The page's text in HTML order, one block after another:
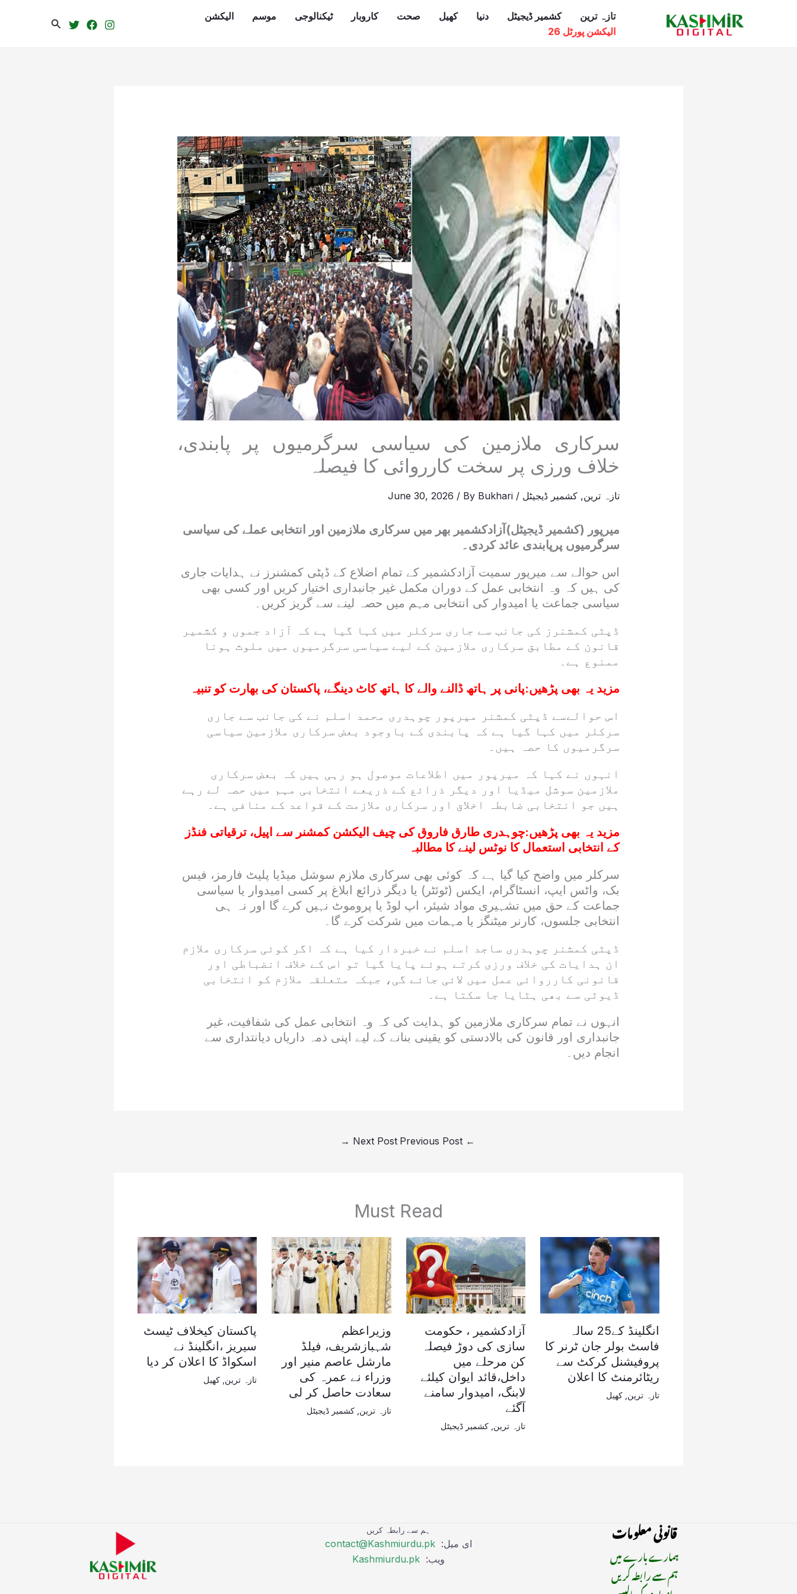
تازہ ترین کشمیر ڈیجیٹل دنیا کھیل صحت کاروبار ٹیکنالوجی موسم
الیکشن
الیکشن پورٹل 26
Search
سرکاری ملازمین کی سیاسی سرگرمیوں پر پابندی،
خلاف ورزی پر سخت کارروائی کا فیصلہ
تازہ ترین, کشمیر ڈیجیٹل /
June 30, 2026 / By Bukhari
میرپور (کشمیر ڈیجیٹل)آزادکشمیر بھر میں سرکاری ملازمین اور انتخابی عملے کی سیاسی
سرگرمیوں پرپابندی عائد کردی۔
اس حوالے سے میرپور سمیت آزادکشمیر کے تمام اضلاع کے ڈپٹی کمشنرز نے ہدایات جاری
کی ہیں کہ وہ انتخابی عمل کے دوران مکمل غیر جانبداری اختیار کریں اور کسی بھی
سیاسی جماعت یا امیدوار کی انتخابی مہم میں حصہ لینے سے گریز کریں۔
ڈپٹی کمشنرز کی جانب سے جاری سرکلر میں کہا گیا ہے کہ آزاد جموں و کشمیر
قانون کے مطابق سرکاری ملازمین کے لیے سیاسی سرگرمیوں میں ملوث ہونا
ممنوع ہے۔
مزید یہ بھی پڑھیں:پانی پر ہاتھ ڈالنے والے کا ہاتھ کاٹ دینگے، پاکستان کی بھارت کو تنبیہ
اس حوالےسے ڈپٹی کمشنر میرپور چوہدری محمد اسلم نے کی جانب سے جاری
سرکلر میں کہا گیا ہے کہ پابندی کے باوجود بعض سرکاری ملازمین سیاسی
سرگرمیوں کا حصہ ہیں۔
انہوں نے کہا کہ میرپور میں اطلاعات موصول ہو رہی ہیں کہ بعض سرکاری
ملازمین سوشل میڈیا اور دیگر ذرائع کے ذریعے انتخابی مہم میں حصہ لے رہے
ہیں جو انتخابی ضابطہ اخلاق اور سرکاری ملازمت کے قواعد کے منافی ہے۔
مزید یہ بھی پڑھیں:چوہدری طارق فاروق کی چیف الیکشن کمشنر سے اپیل، ترقیاتی فنڈز
کے انتخابی استعمال کا نوٹس لینے کا مطالبہ
سرکلر میں واضح کیا گیا ہے کہ کوئی بھی سرکاری ملازم سوشل میڈیا پلیٹ فارمز، فیس
بک، واٹس ایپ، انسٹاگرام، ایکس (ٹوئٹر) یا دیگر ذرائع ابلاغ پر کسی امیدوار یا سیاسی
جماعت کے حق میں تشہیری مواد شیئر، اپ لوڈ یا پروموٹ نہیں کرے گا اور نہ ہی
انتخابی جلسوں، کارنر میٹنگز یا مہمات میں شرکت کرے گا۔
ڈپٹی کمشنر چوہدری ساجد اسلم نے خبردار کیا ہے کہ اگر کوئی سرکاری ملازم
ان ہدایات کی خلاف ورزی کرتے ہوئے پایا گیا تو اس کے خلاف انضباطی اور
قانونی کارروائی عمل میں لائی جائے گی، جبکہ متعلقہ ملازم کو انتخابی
ڈیوٹی سے بھی ہٹایا جا سکتا ہے۔
انہوں نے تمام سرکاری ملازمین کو ہدایت کی کہ وہ انتخابی عمل کی شفافیت، غیر
جانبداری اور قانون کی بالادستی کو یقینی بنانے کے لیے اپنی ذمہ داریاں دیانتداری سے
انجام دیں۔
←
Next Post
→
Must Read
انگلینڈ کے25 سالہ
فاسٹ بولر جان ٹرنر کا
پروفیشنل کرکٹ سے
ریٹائرمنٹ کا اعلان
تازہ ترین کھیل
آزادکشمیر ، حکومت
سازی کی دوڑ فیصلہ
کن مرحلے میں
داخل،قائد ایوان کیلئے
لابنگ، امیدوار سامنے
آگئے
تازہ ترین ,کشمیر ڈیجیٹل
وزیراعظم
شہبازشریف، فیلڈ
مارشل عاصم منیر اور
وزراء نے عمرہ کی
سعادت حاصل کر لی
تازہ ترین ,کشمیر ڈیجیٹل
پاکستان کیخلاف ٹیسٹ
سیریز ،انگلینڈ نے
اسکواڈ کا اعلان کر دیا
تازہ ترین کھیل
قانونی معلومات
ہمارے بارے میں
ہم سے رابطہ کریں
ہم سے رابطہ کریں
ای میل: contact@Kashmiurdu.pk
ویب: Kashmiurdu.pk